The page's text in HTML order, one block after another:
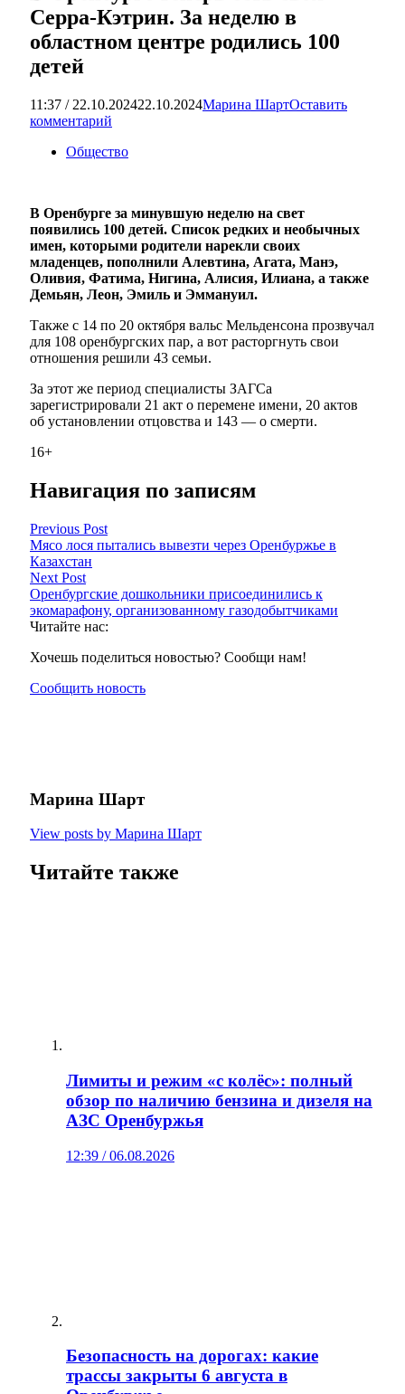
Серра-Кэтрин. За неделю в
областном центре родились 100
детей
11:37 / 22.10.202422.10.2024Марина ШартОставить
комментарий
Общество
В Оренбурге за минувшую неделю на свет
появились 100 детей. Список редких и необычных
имен, которыми родители нарекли своих
младенцев, пополнили Алевтина, Агата, Манэ,
Оливия, Фатима, Нигина, Алисия, Илиана, а также
Демьян, Леон, Эмиль и Эммануил.
Также с 14 по 20 октября вальс Мельденсона прозвучал
для 108 оренбургских пар, а вот расторгнуть свои
отношения решили 43 семьи.
За этот же период специалисты ЗАГСа
зарегистрировали 21 акт о перемене имени, 20 актов
об установлении отцовства и 143 — о смерти.
16+
Навигация по записям
Previous Post
Мясо лося пытались вывезти через Оренбуржье в
Казахстан
Next Post
Оренбургские дошкольники присоединились к
экомарафону, организованному газодобытчиками
Читайте нас:
Хочешь поделиться новостью? Сообщи нам!
Сообщить новость
Марина Шарт
View posts by Марина Шарт
Читайте также
Лимиты и режим «с колёс»: полный
обзор по наличию бензина и дизеля на
АЗС Оренбуржья
12:39 / 06.08.2026
Безопасность на дорогах: какие
трассы закрыты 6 августа в